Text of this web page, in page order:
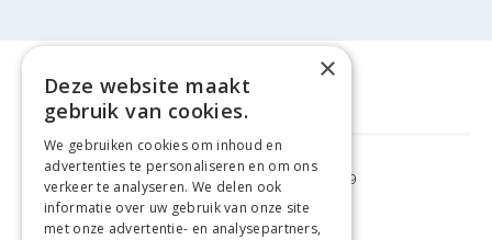
GRATIS VERZENDING VANAF €99
GEMAKKELIJKRETOURNEREN
×
Deze website maakt
gebruik van cookies.
We gebruiken cookies om inhoud en
advertenties te personaliseren en om ons
verkeer te analyseren. We delen ook
informatie over uw gebruik van onze site
met onze advertentie- en analysepartners,